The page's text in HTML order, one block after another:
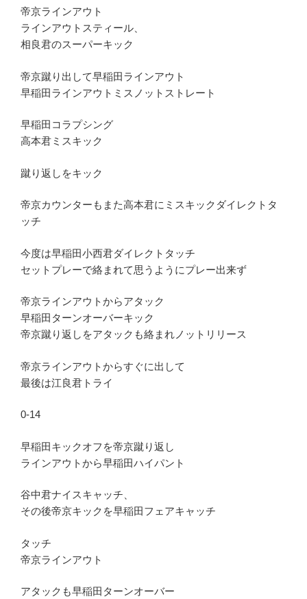
帝京ラインアウト
ラインアウトスティール、
相良君のスーパーキック
帝京蹴り出して早稲田ラインアウト
早稲田ラインアウトミスノットストレート
早稲田コラプシング
高本君ミスキック
蹴り返しをキック
帝京カウンターもまた高本君にミスキックダイレクトタ
ッチ
今度は早稲田小西君ダイレクトタッチ
セットプレーで絡まれて思うようにプレー出来ず
帝京ラインアウトからアタック
早稲田ターンオーバーキック
帝京蹴り返しをアタックも絡まれノットリリース
帝京ラインアウトからすぐに出して
最後は江良君トライ
0-14
早稲田キックオフを帝京蹴り返し
ラインアウトから早稲田ハイパント
谷中君ナイスキャッチ、
その後帝京キックを早稲田フェアキャッチ
タッチ
帝京ラインアウト
アタックも早稲田ターンオーバー